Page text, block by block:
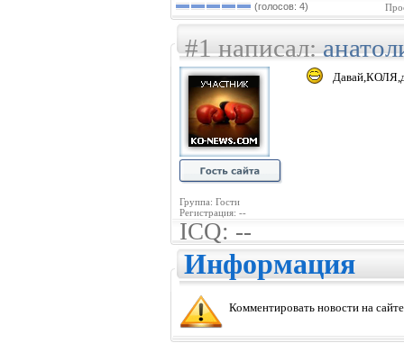
(голосов: 4)
#1 написал:
Группа: Гости
Регистрация: --
ICQ: --
Информация
Комментировать новости на